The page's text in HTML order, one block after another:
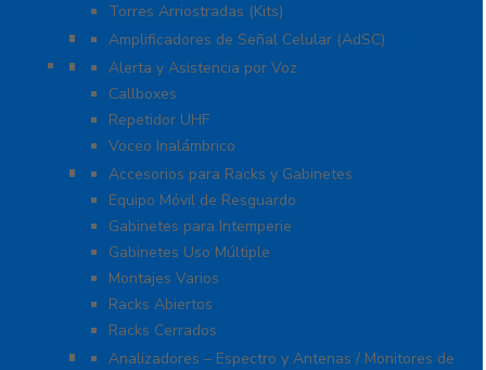
Torres Arriostradas (Kits)
Cobertura para Celular 4G LTE, 3G y Voz
Amplificadores de Señal Celular (AdSC)
Soluciones RITRON
Alerta y Asistencia por Voz
Callboxes
Repetidor UHF
Voceo Inalámbrico
Racks y Gabinetes
Accesorios para Racks y Gabinetes
Equipo Móvil de Resguardo
Gabinetes para Intemperie
Gabinetes Uso Múltiple
Montajes Varios
Racks Abiertos
Racks Cerrados
Equipo de Laboratorio
Analizadores – Espectro y Antenas / Monitores de